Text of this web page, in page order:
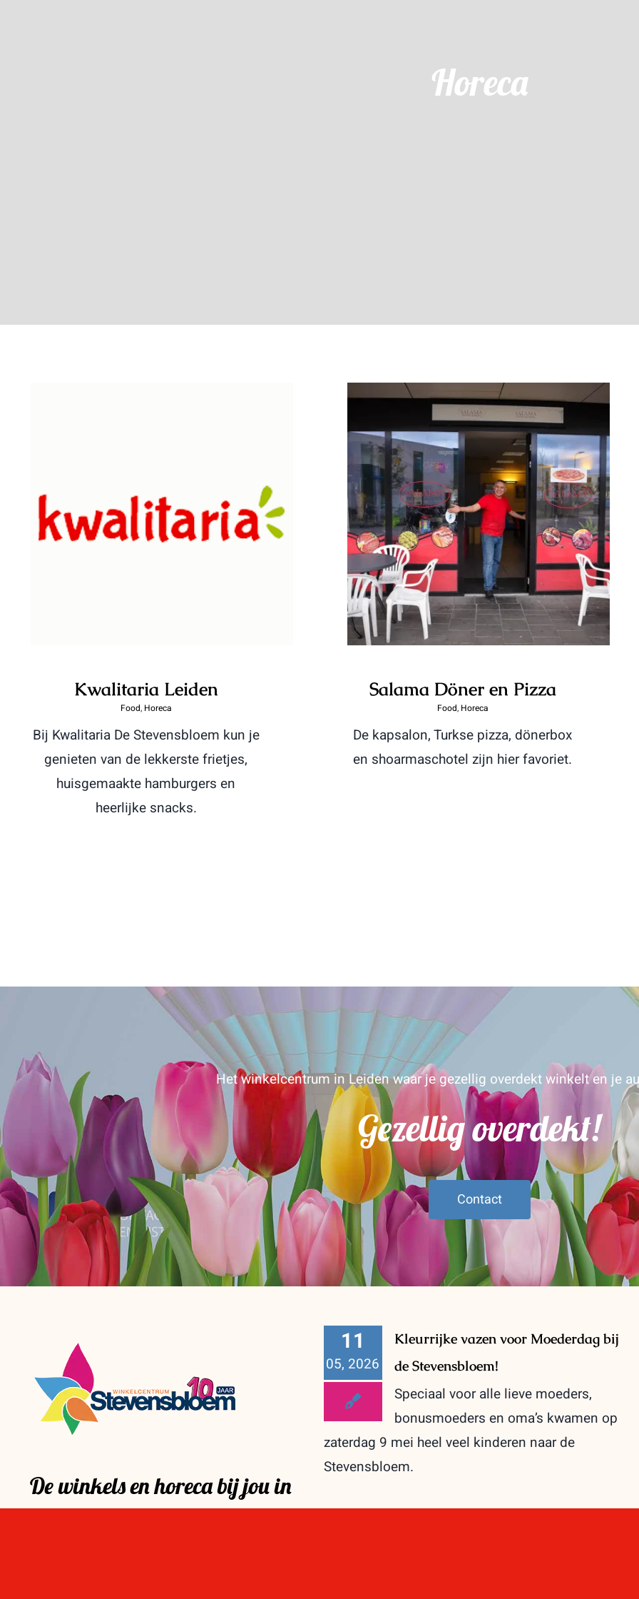
Horeca
Kwalitaria Leiden
Kwalitaria Leiden
Food, Horeca
Bij Kwalitaria De Stevensbloem kun je
genieten van de lekkerste frietjes,
huisgemaakte hamburgers en
heerlijke snacks.
Salama Döner en Pizza
Salama Döner en Pizza
Food, Horeca
De kapsalon, Turkse pizza, dönerbox
en shoarmaschotel zijn hier favoriet.
Het winkelcentrum in Leiden waar je gezellig overdekt winkelt en je
Gezellig overdekt!
Contact
De winkels en horeca bij jou in
11
05, 2026
Kleurrijke vazen voor Moederdag bij
de Stevensbloem!
Speciaal voor alle lieve moeders,
bonusmoeders en oma’s kwamen op
zaterdag 9 mei heel veel kinderen naar de
Stevensbloem.